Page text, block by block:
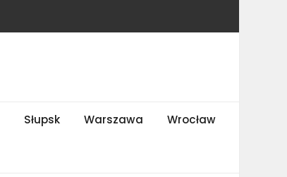
Słupsk Warszawa Wrocław